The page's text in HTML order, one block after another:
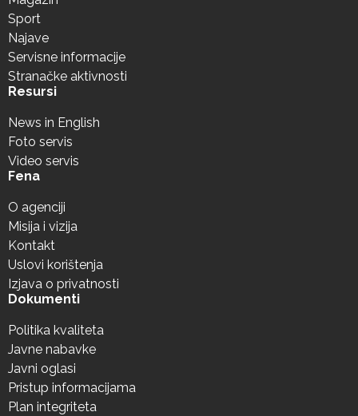
Sport
Najave
Servisne informacije
Stranačke aktivnosti
Resursi
News in English
Foto servis
Video servis
Fena
O agenciji
Misija i vizija
Kontakt
Uslovi korištenja
Izjava o privatnosti
Dokumenti
Politika kvaliteta
Javne nabavke
Javni oglasi
Pristup informacijama
Plan integriteta